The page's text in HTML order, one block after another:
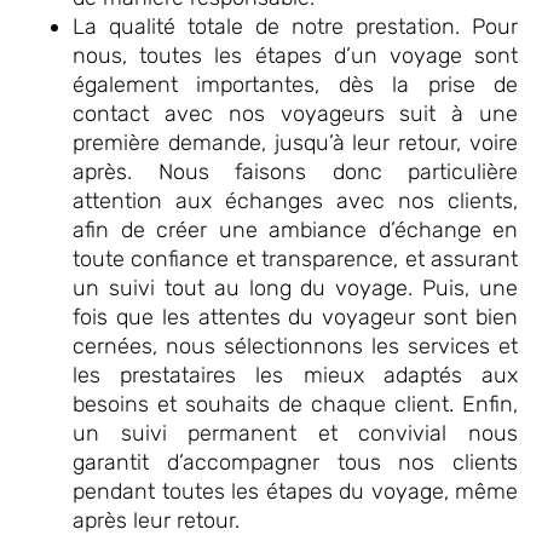
La qualité totale de notre prestation. Pour
nous, toutes les étapes d’un voyage sont
également importantes, dès la prise de
contact avec nos voyageurs suit à une
première demande, jusqu’à leur retour, voire
après. Nous faisons donc particulière
attention aux échanges avec nos clients,
afin de créer une ambiance d’échange en
toute confiance et transparence, et assurant
un suivi tout au long du voyage. Puis, une
fois que les attentes du voyageur sont bien
cernées, nous sélectionnons les services et
les prestataires les mieux adaptés aux
besoins et souhaits de chaque client. Enfin,
un suivi permanent et convivial nous
garantit d’accompagner tous nos clients
pendant toutes les étapes du voyage, même
après leur retour.